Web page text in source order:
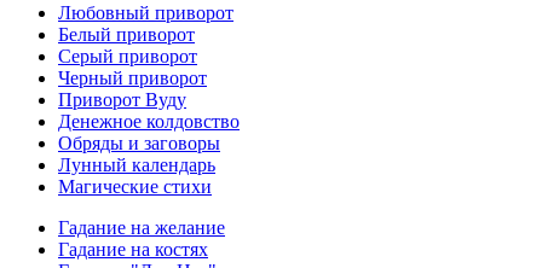
Любовный приворот
Белый приворот
Серый приворот
Черный приворот
Приворот Вуду
Денежное колдовство
Обряды и заговоры
Лунный календарь
Магические стихи
Гадание на желание
Гадание на костях